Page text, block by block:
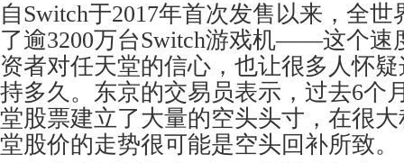
自Switch于2017年首次发售以来，全
了逾3200万台Switch游戏机——这个速
资者对任天堂的信心，也让很多人怀
持多久。东京的交易员表示，过去6个
堂股票建立了大量的空头头寸，在很
堂股价的走势很可能是空头回补所致。